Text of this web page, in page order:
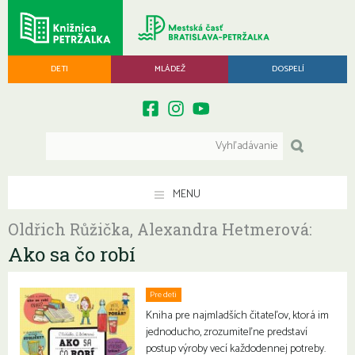
DETI MLÁDEŽ DOSPELÍ
MENU
Oldřich Růžička, Alexandra Hetmerová:
Ako sa čo robí
Pre deti
Kniha pre najmladších čitateľov, ktorá im
jednoducho, zrozumiteľne predstaví
postup výroby vecí každodennej potreby.